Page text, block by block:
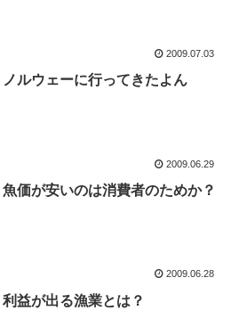
2009.07.03
ノルウェーに行ってきたよん
2009.06.29
魚価が安いのは消費者のためか？
2009.06.28
利益が出る漁業とは？